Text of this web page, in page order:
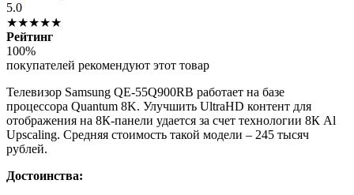
5.0
★★★★★
Рейтинг
100%
покупателей рекомендуют этот товар
Телевизор Samsung QE-55Q900RB работает на базе
процессора Quantum 8K. Улучшить UltraHD контент для
отображения на 8К-панели удается за счет технологии 8К Al
Upscaling. Средняя стоимость такой модели – 245 тысяч
рублей.
Достоинства: